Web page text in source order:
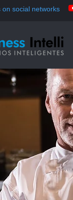
on social networks